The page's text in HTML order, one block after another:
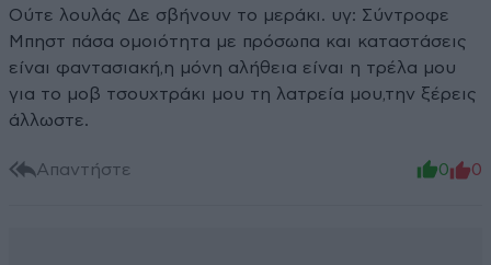
Ούτε λουλάς Δε σβήνουν το μεράκι. υγ: Σύντροφε
Μπηστ πάσα ομοιότητα με πρόσωπα και καταστάσεις
είναι φαντασιακή,η μόνη αλήθεια είναι η τρέλα μου
για το μοβ τσουχτράκι μου τη λατρεία μου,την ξέρεις
άλλωστε.
Απαντήστε 0 0